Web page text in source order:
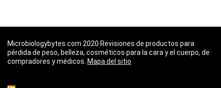
Microbiologybytes.com 2020 Revisiones de productos para
pérdida de peso, belleza, cosméticos para la cara y el cuerpo, de
compradores y médicos. Mapa del sitio